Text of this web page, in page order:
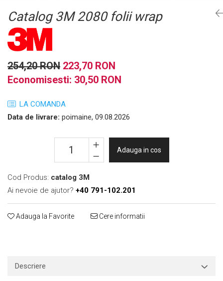
Folie intensificare lumina
Folie difuzie lumina
Folie dual-color
Folie decorativă
Folie protecție solară
Folie de securitate
Decorativ reflectorizantă
Marcaje reflectorizante
Print Digital & Serigrafie
Supralaminare
Mănuși aplicare
Raclete cu mâner
Lichide speciale
Alte scule
Catalog 3M 2080 folii wrap
254,20 RON 223,70 RON
Economisesti: 30,50 RON
LA COMANDA
Data de livrare: poimaine, 09.08.2026
Adauga in cos
Cod Produs: catalog 3M
Ai nevoie de ajutor? +40 791-102.201
Adauga la Favorite Cere informatii
Descriere